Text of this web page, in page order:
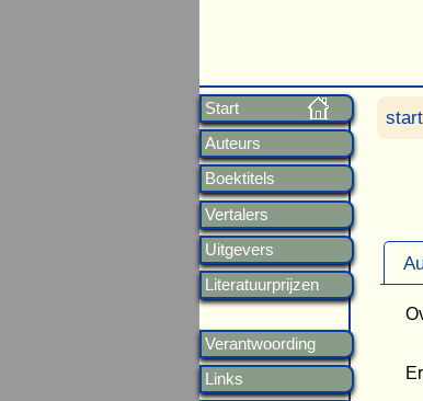
Start
Auteurs
Boektitels
Vertalers
Uitgevers
Literatuurprijzen
Verantwoording
Links
start